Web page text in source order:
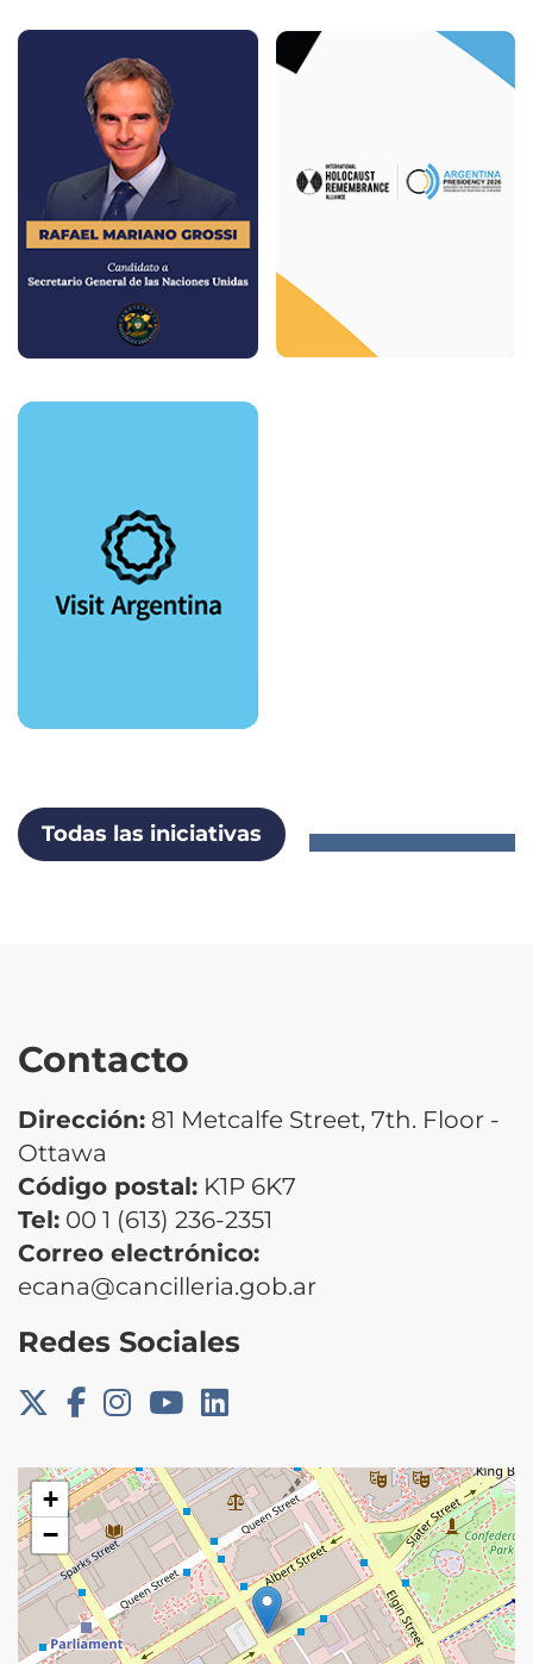
Todas las iniciativas
Contacto
Dirección: 81 Metcalfe Street, 7th. Floor -
Ottawa
Código postal: K1P 6K7
Tel: 00 1 (613) 236-2351
Correo electrónico:
ecana@cancilleria.gob.ar
Redes Sociales
+
−